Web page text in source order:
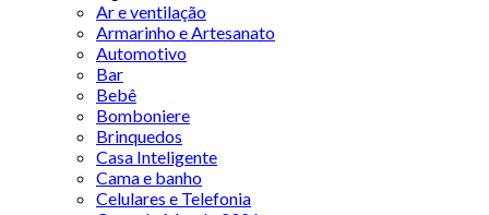
Ar e ventilação
Armarinho e Artesanato
Automotivo
Bar
Bebê
Bomboniere
Brinquedos
Casa Inteligente
Cama e banho
Celulares e Telefonia